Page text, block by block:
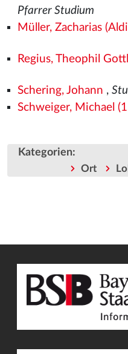
Pfarrer Studium
Müller, Zacharias
Regius, Theophil
Schering, Johann ,
Schweiger, Michael
Kategorien:
Ort